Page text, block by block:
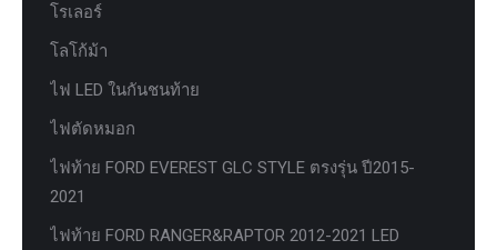
โรเลอร์
โลโก้ม้า
ไฟ LED ในกันชนท้าย
ไฟตัดหมอก
ไฟท้าย FORD EVEREST GLC STYLE ตรงรุ่น ปี2015-
2021
ไฟท้าย FORD RANGER&RAPTOR 2012-2021 LED